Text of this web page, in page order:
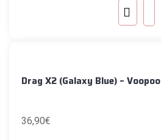
Drag X2 (Galaxy Blue) – Voopoo
36,90€